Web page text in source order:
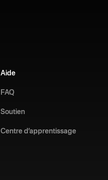
Aide
FAQ
Soutien
Centre d’apprentissage